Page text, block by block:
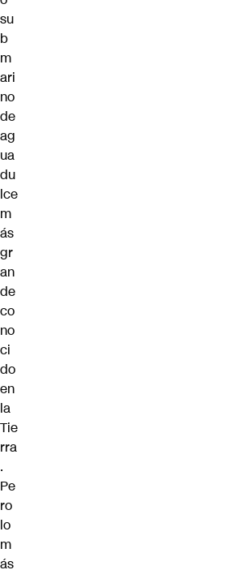
su
b
m
ari
no
de
ag
ua
du
lce
m
ás
gr
an
de
co
no
ci
do
en
la
Tie
rra
.
Pe
ro
lo
m
ás